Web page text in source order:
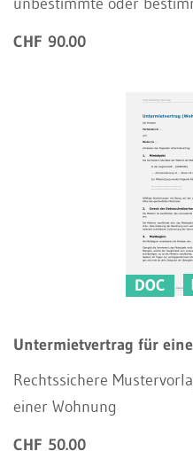
CHF 90.00
DOC
Untermietvertrag für
Rechtssichere
einer Wohnung
CHF 50.00